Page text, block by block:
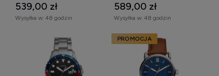
539,00 zł
Wysyłka w: 48 godzin
589,00 zł
Wysyłka w: 48 godzin
PROMOCJA